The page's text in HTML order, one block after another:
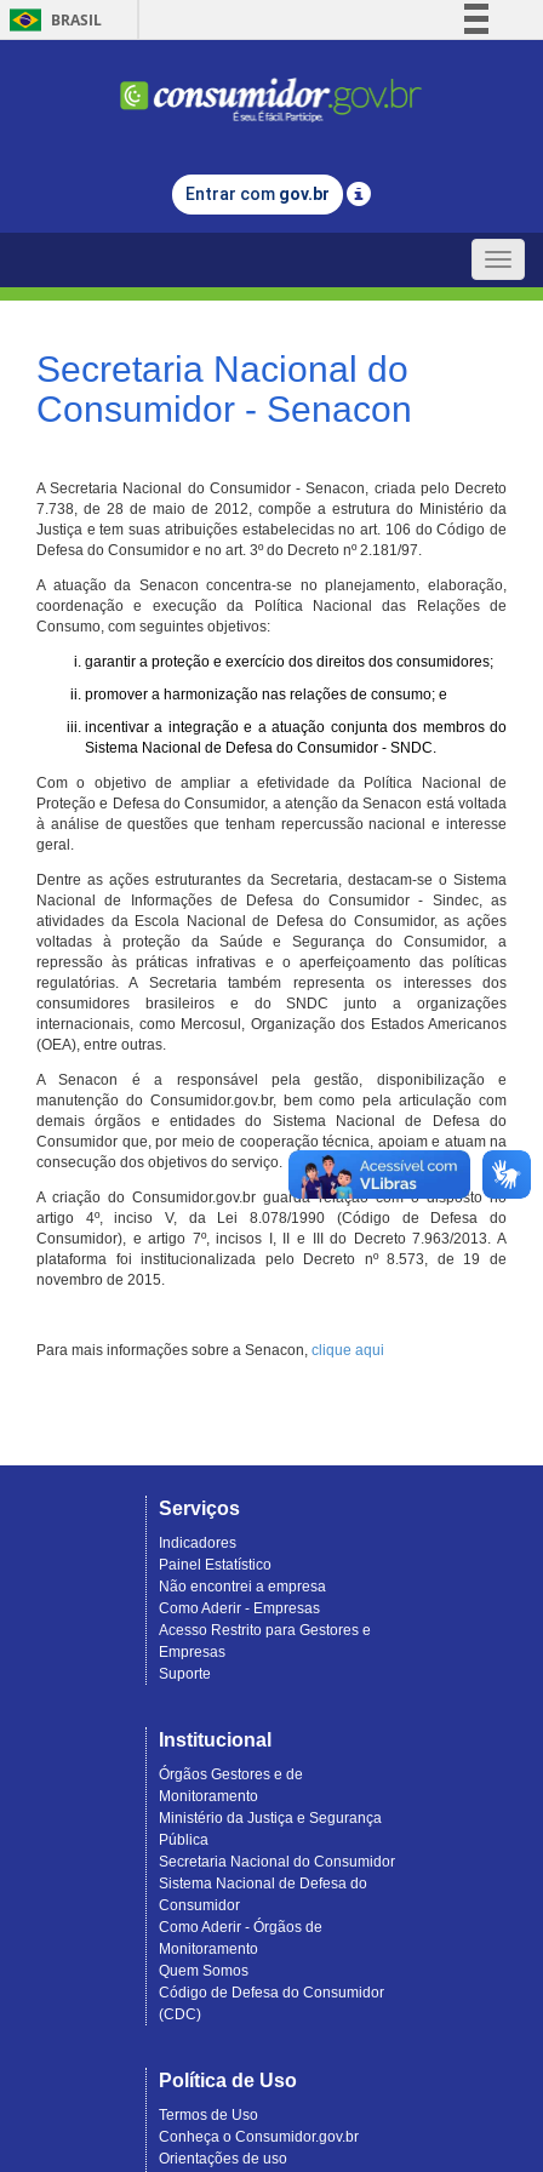
BRASIL
Comunica BR
Legislação
Entrar com gov.br
Toggle
Secretaria Nacional do
Consumidor - Senacon
A Secretaria Nacional do Consumidor - Senacon, criada pelo Decreto
7.738, de 28 de maio de 2012, compõe a estrutura do Ministério da
Justiça e tem suas atribuições estabelecidas no art. 106 do Código de
Defesa do Consumidor e no art. 3º do Decreto nº 2.181/97.
A atuação da Senacon concentra-se no planejamento, elaboração,
coordenação e execução da Política Nacional das Relações de
Consumo, com seguintes objetivos:
garantir a proteção e exercício dos direitos dos consumidores;
promover a harmonização nas relações de consumo; e
incentivar a integração e a atuação conjunta dos membros do
Sistema Nacional de Defesa do Consumidor - SNDC.
Com o objetivo de ampliar a efetividade da Política Nacional de
Proteção e Defesa do Consumidor, a atenção da Senacon está voltada
à análise de questões que tenham repercussão nacional e interesse
geral.
Dentre as ações estruturantes da Secretaria, destacam-se o Sistema
Nacional de Informações de Defesa do Consumidor - Sindec, as
atividades da Escola Nacional de Defesa do Consumidor, as ações
voltadas à proteção da Saúde e Segurança do Consumidor, a
repressão às práticas infrativas e o aperfeiçoamento das políticas
regulatórias. A Secretaria também representa os interesses dos
consumidores brasileiros e do SNDC junto a organizações
internacionais, como Mercosul, Organização dos Estados Americanos
(OEA), entre outras.
A Senacon é a responsável pela gestão, disponibilização e
manutenção do Consumidor.gov.br, bem como pela articulação com
demais órgãos e entidades do Sistema Nacional de Defesa do
Consumidor que, por meio de cooperação técnica, apoiam e atuam na
consecução dos objetivos do serviço.
A criação do Consumidor.gov.br guarda relação com o disposto no
artigo 4º, inciso V, da Lei 8.078/1990 (Código de Defesa do
Consumidor), e artigo 7º, incisos I, II e III do Decreto 7.963/2013. A
plataforma foi institucionalizada pelo Decreto nº 8.573, de 19 de
novembro de 2015.
Para mais informações sobre a Senacon, clique aqui
Serviços
Indicadores
Painel Estatístico
Não encontrei a empresa
Como Aderir - Empresas
Acesso Restrito para Gestores e
Empresas
Suporte
Institucional
Órgãos Gestores e de
Monitoramento
Ministério da Justiça e Segurança
Pública
Secretaria Nacional do Consumidor
Sistema Nacional de Defesa do
Consumidor
Como Aderir - Órgãos de
Monitoramento
Quem Somos
Código de Defesa do Consumidor
(CDC)
Política de Uso
Termos de Uso
Conheça o Consumidor.gov.br
Orientações de uso